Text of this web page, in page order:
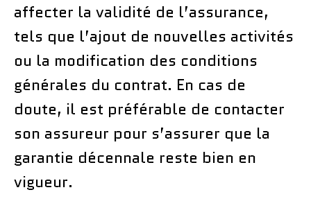
affecter la validité de l’assurance,
tels que l’ajout de nouvelles activités
ou la modification des conditions
générales du contrat. En cas de
doute, il est préférable de contacter
son assureur pour s’assurer que la
garantie décennale reste bien en
vigueur.